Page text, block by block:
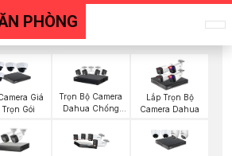
PHÒNG
Giá
Trọn Gói
Trọn Bộ Camera
Dahua Chống
Lắp Trọn Bộ
Camera Dahua